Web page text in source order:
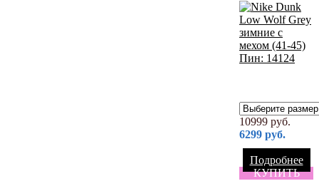
10999 руб.
6299 руб.
Подробнее
КУПИТЬ